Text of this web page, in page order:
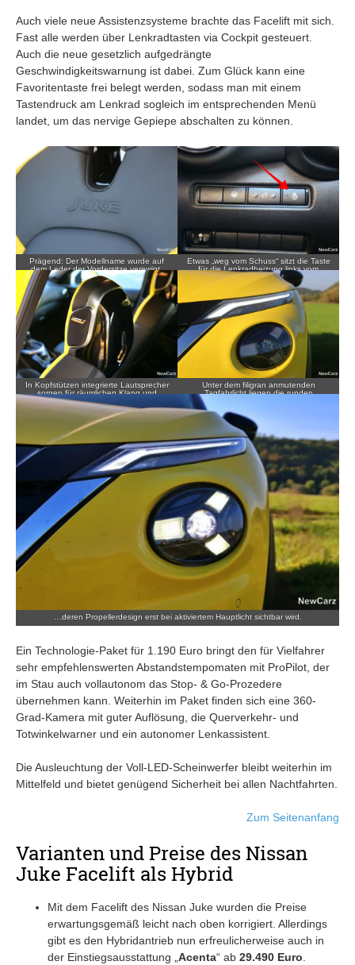
Auch viele neue Assistenzsysteme brachte das Facelift mit sich.
Fast alle werden über Lenkradtasten via Cockpit gesteuert.
Auch die neue gesetzlich aufgedrängte
Geschwindigkeitswarnung ist dabei. Zum Glück kann eine
Favoritentaste frei belegt werden, sodass man mit einem
Tastendruck am Lenkrad sogleich im entsprechenden Menü
landet, um das nervige Gepiepe abschalten zu können.
Prägend: Der Modellname wurde auf
dem Leder der Vordersitze verewigt.
Etwas „weg vom Schuss“ sitzt die Taste
für die Lenkradheizung links vom
Steuer.
In Kopfstützen integrierte Lautsprecher
sorgen für räumlichen Klang und
übernehmen auch die
Freisprechfunktion beim Telefonieren.
Unter dem filigran anmutenden
Tagfahrlicht liegen die runden
…deren Propellerdesign erst bei aktiviertem Hauptlicht sichtbar wird.
Ein Technologie-Paket für 1.190 Euro bringt den für Vielfahrer
sehr empfehlenswerten Abstandstempomaten mit ProPilot, der
im Stau auch vollautonom das Stop- & Go-Prozedere
übernehmen kann. Weiterhin im Paket finden sich eine 360-
Grad-Kamera mit guter Auflösung, die Querverkehr- und
Totwinkelwarner und ein autonomer Lenkassistent.
Die Ausleuchtung der Voll-LED-Scheinwerfer bleibt weiterhin im
Mittelfeld und bietet genügend Sicherheit bei allen Nachtfahrten.
Zum Seitenanfang
Varianten und Preise des Nissan
Juke Facelift als Hybrid
Mit dem Facelift des Nissan Juke wurden die Preise
erwartungsgemäß leicht nach oben korrigiert. Allerdings
gibt es den Hybridantrieb nun erfreulicherweise auch in
der Einstiegsausstattung „Acenta“ ab 29.490 Euro.